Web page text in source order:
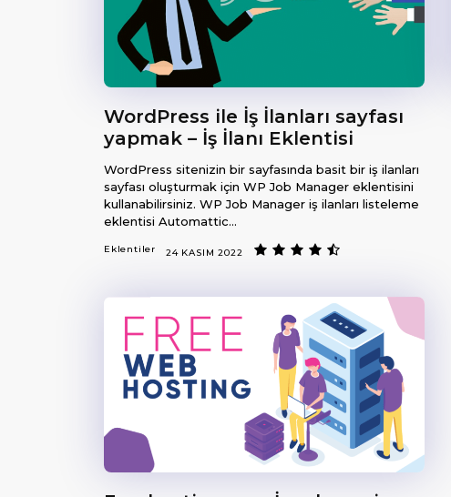
WordPress ile İş İlanları sayfası
yapmak – İş İlanı Eklentisi
WordPress sitenizin bir sayfasında basit bir iş ilanları
sayfası oluşturmak için WP Job Manager eklentisini
kullanabilirsiniz. WP Job Manager iş ilanları listeleme
eklentisi Automattic...
Eklentiler 24 KASIM 2022